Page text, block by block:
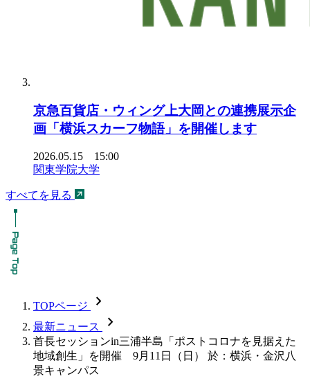
京急百貨店・ウィング上大岡との連携展示企
画「横浜スカーフ物語」を開催します
2026.05.15 15:00
関東学院大学
すべてを見る
TOPページ chevron_forward
最新ニュース chevron_forward
首長セッションin三浦半島「ポストコロナを見据えた
地域創生」を開催 9月11日（日） 於：横浜・金沢八
景キャンパス